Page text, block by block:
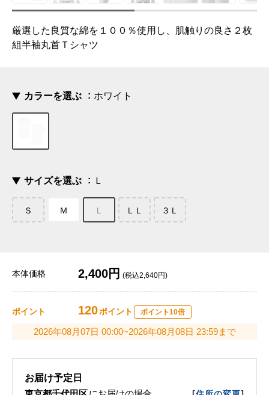
厳選した良質な綿を１００％使用し、肌触りの良さ２枚
組半袖丸首Ｔシャツ
カラーを選ぶ ホワイト
サイズを選ぶ Ｌ
Ｓ Ｍ Ｌ ＬＬ ３Ｌ
本体価格 2,400円 (税込2,640円)
ポイント 120ポイント ポイント10倍
2026年08月07日 00:00~2026年08月08日 23:59まで
お届け予定日